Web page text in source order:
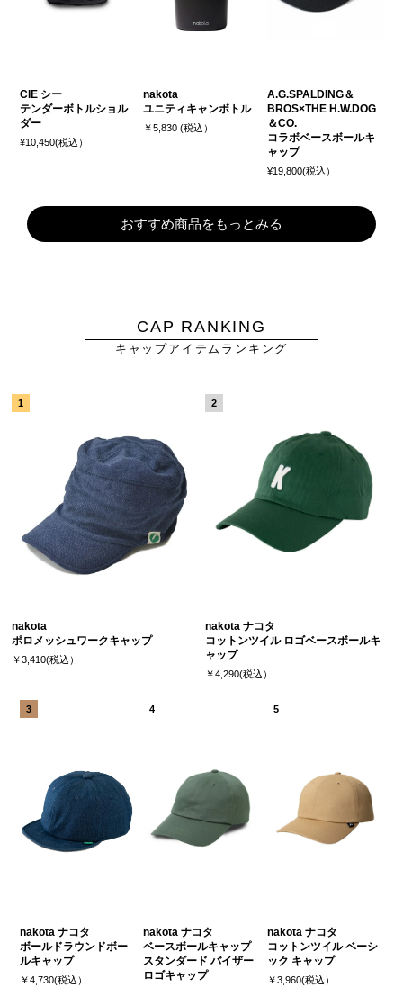
CIE シー
テンダーボトルショル
ダー
¥10,450(税込）
nakota
ユニティキャンボトル
￥5,830 (税込）
A.G.SPALDING＆
BROS×THE H.W.DOG
＆CO.
コラボベースボールキ
ャップ
¥19,800(税込）
おすすめ商品をもっとみる
CAP RANKING
キャップアイテムランキング
nakota
ポロメッシュワークキャップ
￥3,410(税込）
nakota ナコタ
コットンツイル ロゴベースボールキ
ャップ
￥4,290(税込）
nakota ナコタ
ボールドラウンドボー
ルキャップ
￥4,730(税込）
nakota ナコタ
ベースボールキャップ
スタンダード バイザー
ロゴキャップ
nakota ナコタ
コットンツイル ベーシ
ック キャップ
￥3,960(税込）